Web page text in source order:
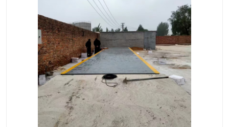
烘干机
装载机电子秤 输送机
半自动输送机 全自动输送机
冷却塔 食品螺旋塔
木材撕碎机